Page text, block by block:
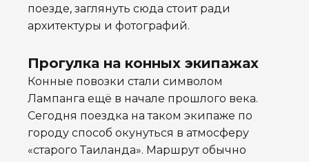
поезде, заглянуть сюда стоит ради
архитектуры и фотографий.
Прогулка на конных экипажах
Конные повозки стали символом
Лампанга ещё в начале прошлого века.
Сегодня поездка на таком экипаже по
городу способ окунуться в атмосферу
«старого Таиланда». Маршрут обычно